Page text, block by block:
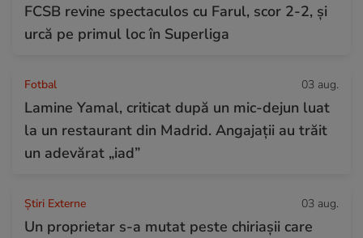
FCSB revine spectaculos cu Farul, scor 2-2, și
urcă pe primul loc în Superliga
Fotbal 03 aug.
Lamine Yamal, criticat după un mic-dejun luat
la un restaurant din Madrid. Angajații au trăit
un adevărat „iad”
Știri Externe 03 aug.
Un proprietar s-a mutat peste chiriașii care